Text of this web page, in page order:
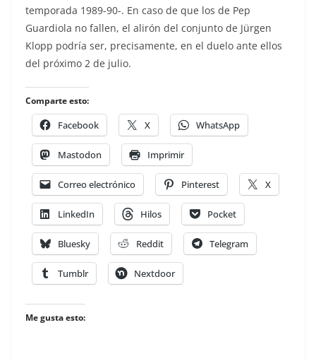
temporada 1989-90-. En caso de que los de Pep
Guardiola no fallen, el alirón del conjunto de Jürgen
Klopp podría ser, precisamente, en el duelo ante ellos
del próximo 2 de julio.
Comparte esto:
Facebook X WhatsApp
Mastodon Imprimir
Correo electrónico Pinterest X
LinkedIn Hilos Pocket
Bluesky Reddit Telegram
Tumblr Nextdoor
Me gusta esto: